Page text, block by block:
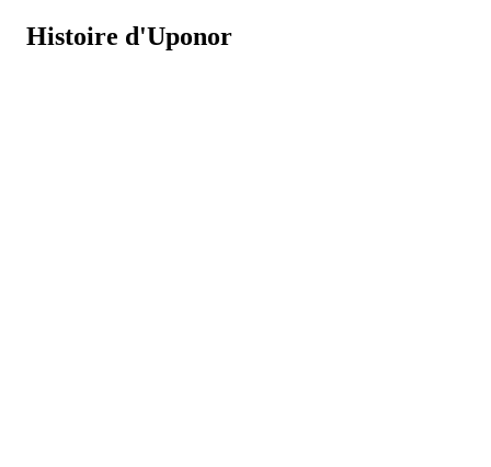
Histoire d'Uponor